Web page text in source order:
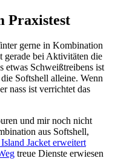
Praxistest
gerne in Kombination
gerade bei Aktivitäten die
etwas Schweißtreibens ist
Softshell alleine. Wenn
nass ist verrichtet das
und mir noch nicht
aus Softshell,
Jacket erweitert
treue Dienste erwiesen